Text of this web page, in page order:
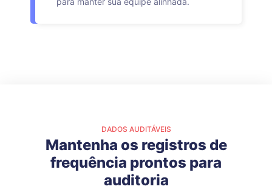
DADOS AUDITÁVEIS
Mantenha os registros de
frequência prontos para
auditoria